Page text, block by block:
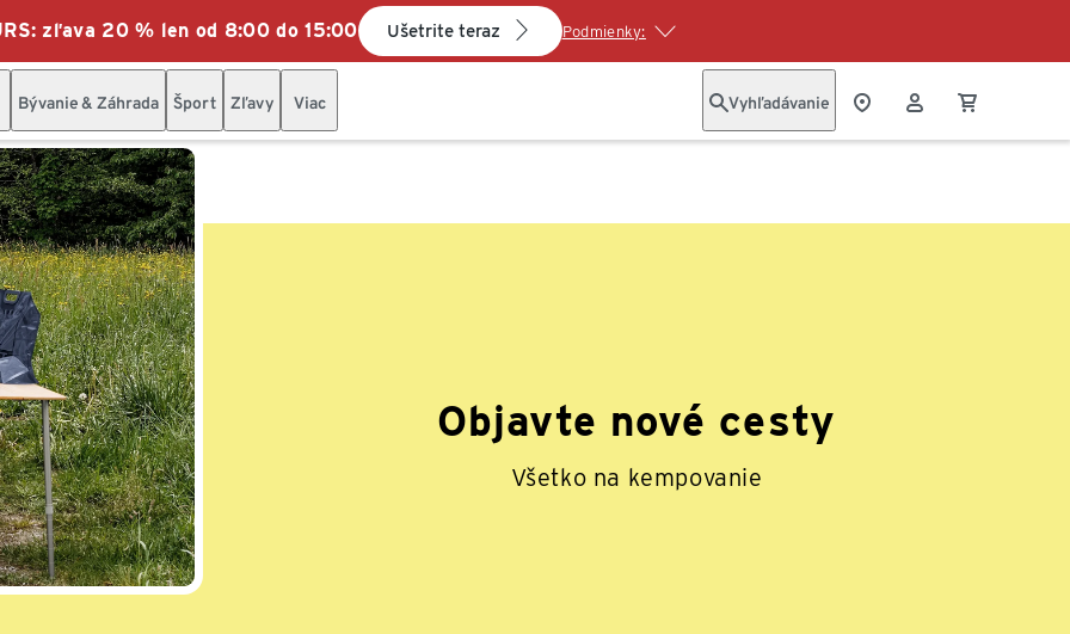
zľava 20 % len od 8:00 do 15:00 Ušetrite teraz Podmienky:
Bývanie & Záhrada Šport Zľavy Viac Vyhľadávanie
Objavte nové cesty
Všetko na kempovanie